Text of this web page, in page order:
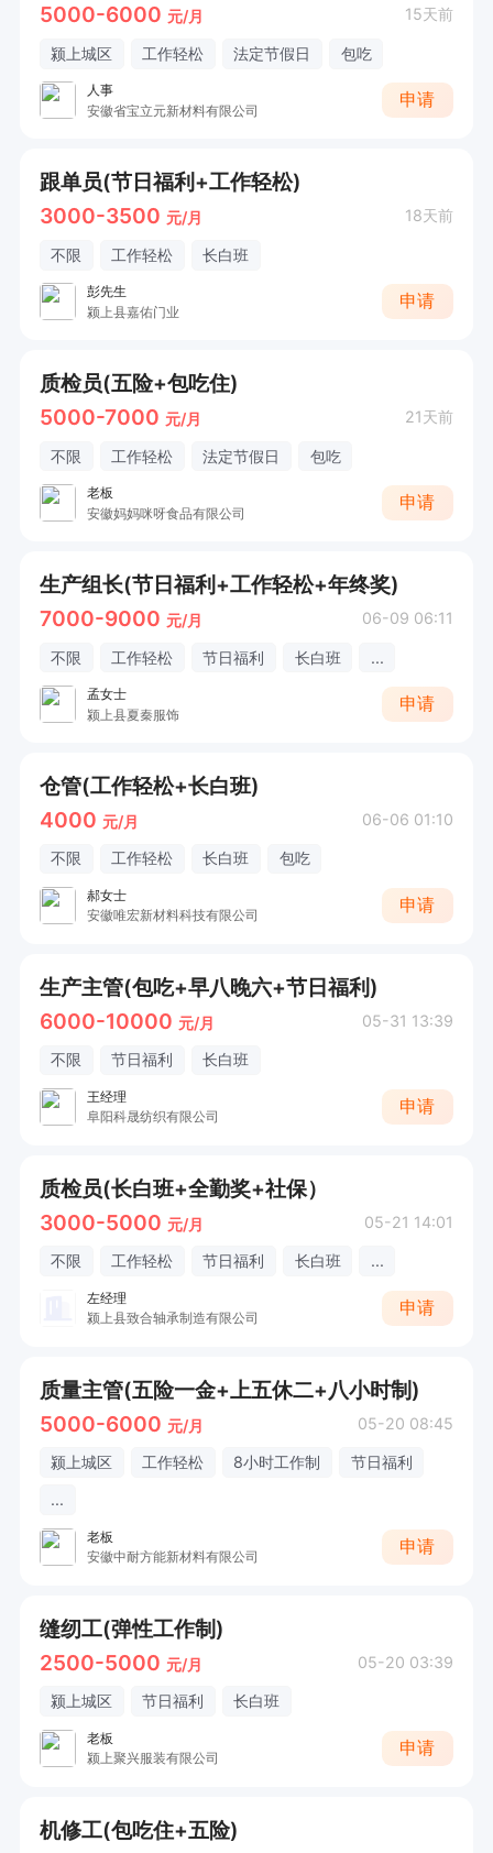
5000-6000 元/月 15天前
颍上城区 工作轻松 法定节假日 包吃
人事
安徽省宝立元新材料有限公司
申请
跟单员(节日福利+工作轻松)
3000-3500 元/月 18天前
不限 工作轻松 长白班
彭先生
颍上县嘉佑门业
申请
质检员(五险+包吃住)
5000-7000 元/月 21天前
不限 工作轻松 法定节假日 包吃
老板
安徽妈妈咪呀食品有限公司
申请
生产组长(节日福利+工作轻松+年终奖)
7000-9000 元/月 06-09 06:11
不限 工作轻松 节日福利 长白班 ...
孟女士
颍上县夏秦服饰
申请
仓管(工作轻松+长白班)
4000 元/月 06-06 01:10
不限 工作轻松 长白班 包吃
郝女士
安徽唯宏新材料科技有限公司
申请
生产主管(包吃+早八晚六+节日福利)
6000-10000 元/月 05-31 13:39
不限 节日福利 长白班
王经理
阜阳科晟纺织有限公司
申请
质检员(长白班+全勤奖+社保）
3000-5000 元/月 05-21 14:01
不限 工作轻松 节日福利 长白班 ...
左经理
颍上县致合轴承制造有限公司
申请
质量主管(五险一金+上五休二+八小时制)
5000-6000 元/月 05-20 08:45
颍上城区 工作轻松 8小时工作制
节日福利
...
老板
安徽中耐方能新材料有限公司
申请
缝纫工(弹性工作制)
2500-5000 元/月 05-20 03:39
颍上城区 节日福利 长白班
老板
颍上聚兴服装有限公司
申请
机修工(包吃住+五险)